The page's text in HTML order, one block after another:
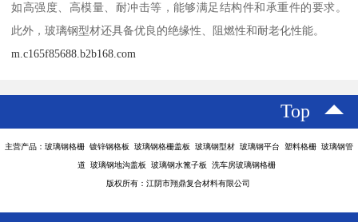
如高强度、高模量、耐冲击等，能够满足结构件和承重件的要求。
此外，玻璃钢型材还具备优良的绝缘性、阻燃性和耐老化性能。
m.c165f85688.b2b168.com
Top
主营产品：玻璃钢格栅 镀锌钢格板 玻璃钢格栅盖板 玻璃钢型材 玻璃钢平台 塑料格栅 玻璃钢管
道 玻璃钢地沟盖板 玻璃钢水篦子板 洗车房玻璃钢格栅
版权所有：江阴市翔鼎复合材料有限公司